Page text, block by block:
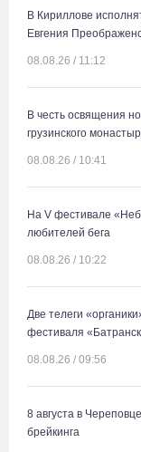
В Кириллове
Евгения
08.08.26 / 11:12
В честь освящения
грузинского
08.08.26 / 10:41
На V фестивале
любителей бега
08.08.26 / 10:22
Две телеги
фестиваля
08.08.26 / 09:56
8 августа в
брейкинга